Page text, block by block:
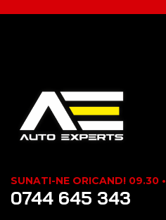
SUNATI-NE ORICAND! 09.30
0744 645 343